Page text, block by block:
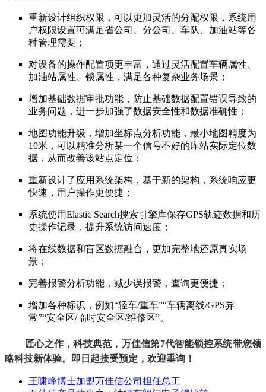
重新设计组织权限，可以更加灵活的分配权限，系统用
户权限设置可满足省公司、分公司、车队、加油站等各
种管理需要；
对设备的操作配置项更丰富，通过灵活配置车辆属性、
加油站属性、锁属性，满足各种复杂业务场景；
增加基础数据审批功能，防止基础数据配置错误导致的
业务问题，进一步加强了数据安全性和数据准确性；
地图功能升级，增加坐标点分析功能，最小地图精度为
10米，可以精准分析某一个信号不好的库站实际定位数
据，从而改善该站点定位；
重新设计了应用系统架构，基于新的架构，系统响应更
快速，用户操作更便捷；
系统使用Elastic Search搜索引擎库保存GPS轨迹数据和历
史操作记录，提升系统访问速度；
将在线数据和盲区数据融合，更加完整地还原真实场
景；
完善报警分析功能，减少误报警，查询更便捷；
增加各种标识，例如“轻车/重车”“车辆离线/GPS异
常”“安全区/临时安全区/维修区”。
匠心之作，科技典范，万佳信第7代智能锁控系统带您领
略科技新体验。即日起接受预定，欢迎垂询！
王啸峰博士加盟万佳信公司担任总工